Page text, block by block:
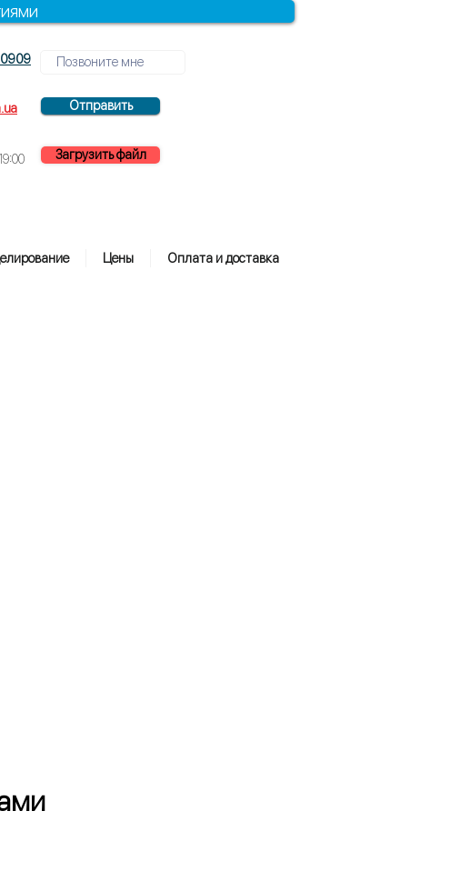
Отправить
Загрузить файл
Цены Оплата и доставка